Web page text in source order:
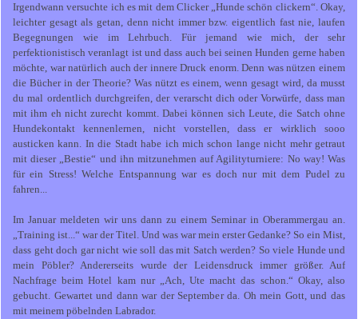
Irgendwann versuchte ich es mit dem Clicker „Hunde schön clickern“. Okay,
leichter gesagt als getan, denn nicht immer bzw. eigentlich fast nie, laufen
Begegnungen wie im Lehrbuch. Für jemand wie mich, der sehr
perfektionistisch veranlagt ist und dass auch bei seinen Hunden gerne haben
möchte, war natürlich auch der innere Druck enorm. Denn was nützen einem
die Bücher in der Theorie? Was nützt es einem, wenn gesagt wird, da musst
du mal ordentlich durchgreifen, der verarscht dich oder Vorwürfe, dass man
mit ihm eh nicht zurecht kommt. Dabei können sich Leute, die Satch ohne
Hundekontakt kennenlernen, nicht vorstellen, dass er wirklich sooo
austicken kann. In die Stadt habe ich mich schon lange nicht mehr getraut
mit dieser „Bestie“ und ihn mitzunehmen auf Agilityturniere: No way! Was
für ein Stress! Welche Entspannung war es doch nur mit dem Pudel zu
fahren...
Im Januar meldeten wir uns dann zu einem Seminar in Oberammergau an.
„Training ist...“ war der Titel. Und was war mein erster Gedanke? So ein Mist,
dass geht doch gar nicht wie soll das mit Satch werden? So viele Hunde und
mein Pöbler? Andererseits wurde der Leidensdruck immer größer. Auf
Nachfrage beim Hotel kam nur „Ach, Ute macht das schon.“ Okay, also
gebucht. Gewartet und dann war der September da. Oh mein Gott, und das
mit meinem pöbelnden Labrador.